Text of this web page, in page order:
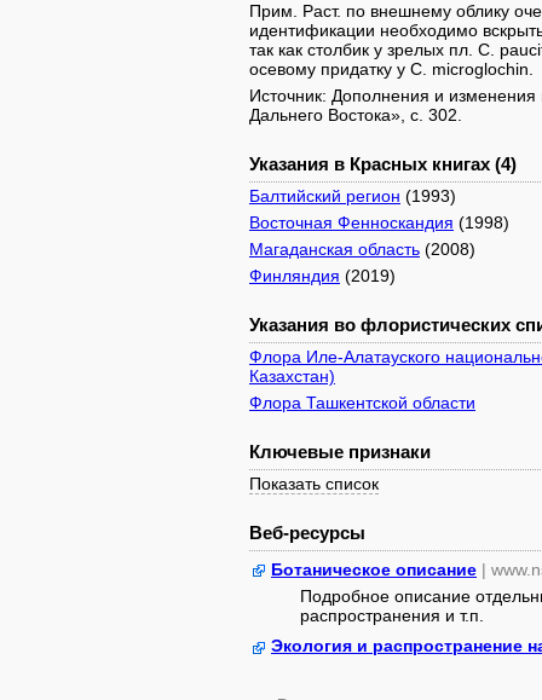
Прим. Раст. по внешнему облику
идентификации необходимо
так как столбик у зрелых пл. С.
осевому придатку у С. microglochin.
Источник: Дополнения и изменения
Дальнего Востока», с. 302.
Указания в Красных книгах (4)
Балтийский регион (1993)
Восточная Фенноскандия (1998)
Магаданская область (2008)
Финляндия (2019)
Указания во флористических
Флора Иле-Алатауского
Казахстан)
Флора Ташкентской области
Ключевые признаки
Показать список
Веб-ресурсы
Ботаническое описание |
Подробное описание
распространения и т.п.
Экология и распространение